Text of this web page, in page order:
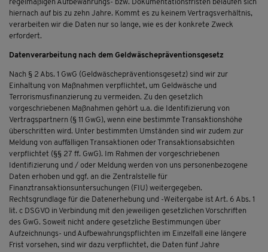
regelmäßigen Aufbewahrungs- bzw. Dokumentationsfristen belaufen sich
hiernach auf bis zu zehn Jahre. Kommt es zu keinem Vertragsverhältnis,
verarbeiten wir die Daten nur so lange, wie es der konkrete Zweck
erfordert.
Datenverarbeitung nach dem Geldwäschepräventionsgesetz
Nach § 2 Abs. 1 GwG (Geldwäschepräventionsgesetz) sind wir zur
Einhaltung von Maßnahmen verpflichtet, um Geldwäsche und
Terrorismusfinanzierung zu vermeiden. Zu den gesetzlich
vorgeschriebenen Maßnahmen gehört u.a. die Identifizierung von
Vertragspartnern (§ 11 GwG), wenn eine bestimmte Transaktionshöhe
überschritten wird. Unter bestimmten Umständen sind wir zudem zur
Meldung von auffälligen Transaktionen oder Transaktionsabsichten
verpflichtet (§§ 27 ff. GwG). Im Rahmen der vorgeschriebenen
Identifizierung und / oder Meldung werden von uns personenbezogene
Daten erhoben und ggf. an die Zentralstelle für
Finanztransaktionsuntersuchungen (FIU) weitergegeben.
Rechtsgrundlage für die Datenerhebung und -Weitergabe ist Art. 6 Abs. 1
lit. c DSGVO in Verbindung mit den jeweiligen gesetzlichen Vorschriften
des GwG. Soweit nicht andere gesetzliche Bestimmungen über
Aufzeichnungs- und Aufbewahrungspflichten im Einzelfall eine längere
Frist vorsehen, sind wir dazu verpflichtet, die Daten fünf Jahre